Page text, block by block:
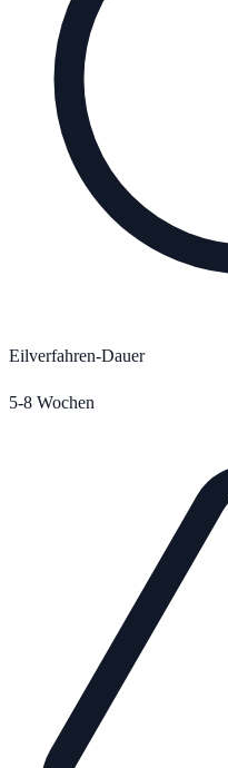
Eilverfahren-Dauer
5-8 Wochen